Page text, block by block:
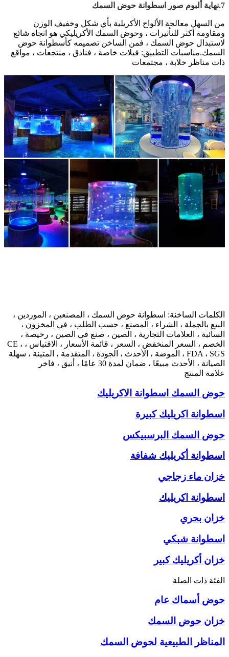
7.نهاية ألبوم صور اسطوانة حوض السمك
من السهل معالجة الألواح الأكريلية بأي شكل وخفيف الوزن
ومقاومة أكثر للتأثيرات ، وحوض السمك الأكريليكي هو اتجاه شائع
لاستبدال حوض السمك ، فمن الساخن تصميمه كأسطوانة حوض
السمك.مناسبات التطبيق: فيلات خاصة ، فنادق ، منتجعات ، مواقع
ذات مناظر خلابة ، مجتمعات
الكلمات الساخنة: اسطوانة حوض السمك ، المصنعين ، الموردين ،
البيع بالجملة ، الشراء ، المصنع ، حسب الطلب ، في المخزون ،
السائبة ، العلامات التجارية ، الصين ، صنع في الصين ، رخيصة ،
الخصم ، السعر المنخفض ، السعر ، قائمة الأسعار ، الاقتباس ، CE ،
FDA ، SGS ، الموضة ، الأحدث ، الجودة ، المتقدمة ، المتينة ، سهلة
الصيانة ، الأحدث مبيعًا ، ضمان لمدة 30 عامًا ، أنيق ، فاخر
علامة المنتج
حوض السمك اسطوانة الاكريليك
اسطوانة اكريليك كبيرة
حوض السمك البرسبيكس
اسطوانة أكريليك شفافة
خزان ماء زجاجي
اسطوانة اكريليك
خزان بحري
اسطوانة شبكي
خزان أكريليك كبير
الفئة ذات الصلة
حوض أسماك عام
خزان حوض السمك
المناظر الطبيعية لحوض السمك